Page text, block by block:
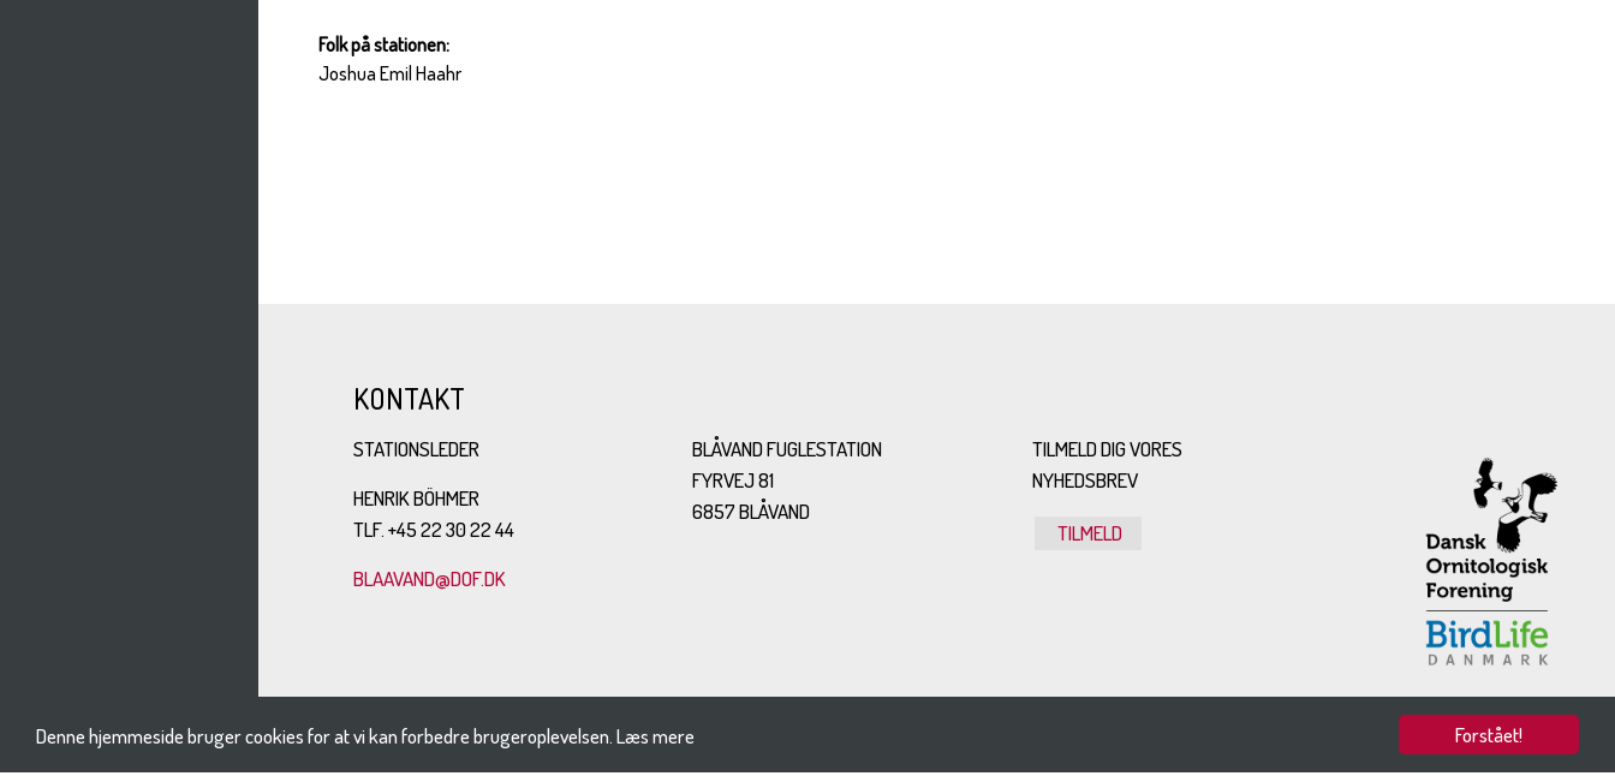
Forstået!
Denne hjemmeside bruger cookies for at vi kan forbedre brugeroplevelsen.Læs mere
Folk på stationen:
Joshua Emil Haahr
KONTAKT
STATIONSLEDER
HENRIK BÖHMER
TLF. +45 22 30 22 44
BLAAVAND@DOF.DK
BLÅVAND FUGLESTATION
FYRVEJ 81
6857 BLÅVAND
TILMELD DIG VORES
NYHEDSBREV
TILMELD